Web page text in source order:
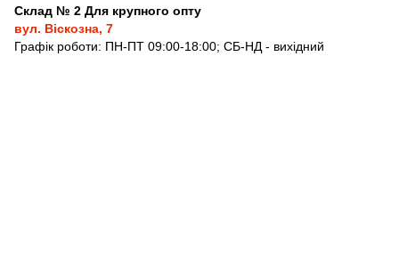
Склад № 2 Для крупного опту
вул. Віскозна, 7
Графік роботи: ПН-ПТ 09:00-18:00; СБ-НД - вихідний